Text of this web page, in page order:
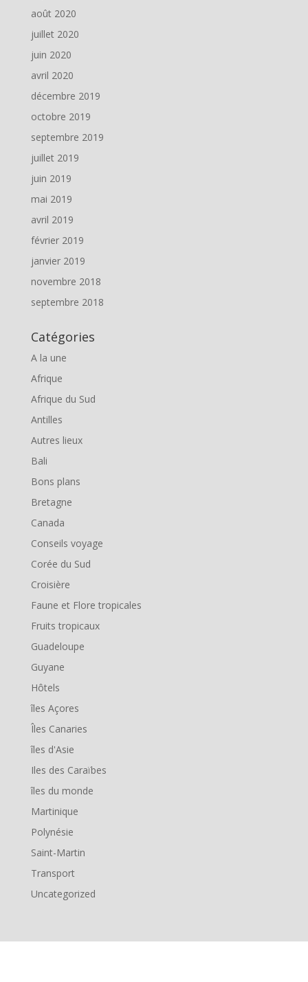
août 2020
juillet 2020
juin 2020
avril 2020
décembre 2019
octobre 2019
septembre 2019
juillet 2019
juin 2019
mai 2019
avril 2019
février 2019
janvier 2019
novembre 2018
septembre 2018
Catégories
A la une
Afrique
Afrique du Sud
Antilles
Autres lieux
Bali
Bons plans
Bretagne
Canada
Conseils voyage
Corée du Sud
Croisière
Faune et Flore tropicales
Fruits tropicaux
Guadeloupe
Guyane
Hôtels
îles Açores
Îles Canaries
îles d'Asie
Iles des Caraïbes
îles du monde
Martinique
Polynésie
Saint-Martin
Transport
Uncategorized